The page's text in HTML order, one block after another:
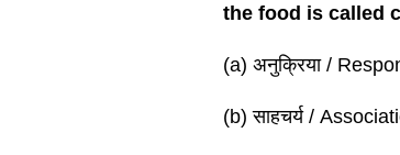
the food is called
(a) अनुक्रिया /
(b) साहचर्य /